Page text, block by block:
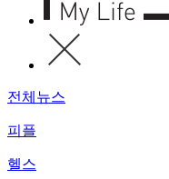
전체뉴스
피플
헬스